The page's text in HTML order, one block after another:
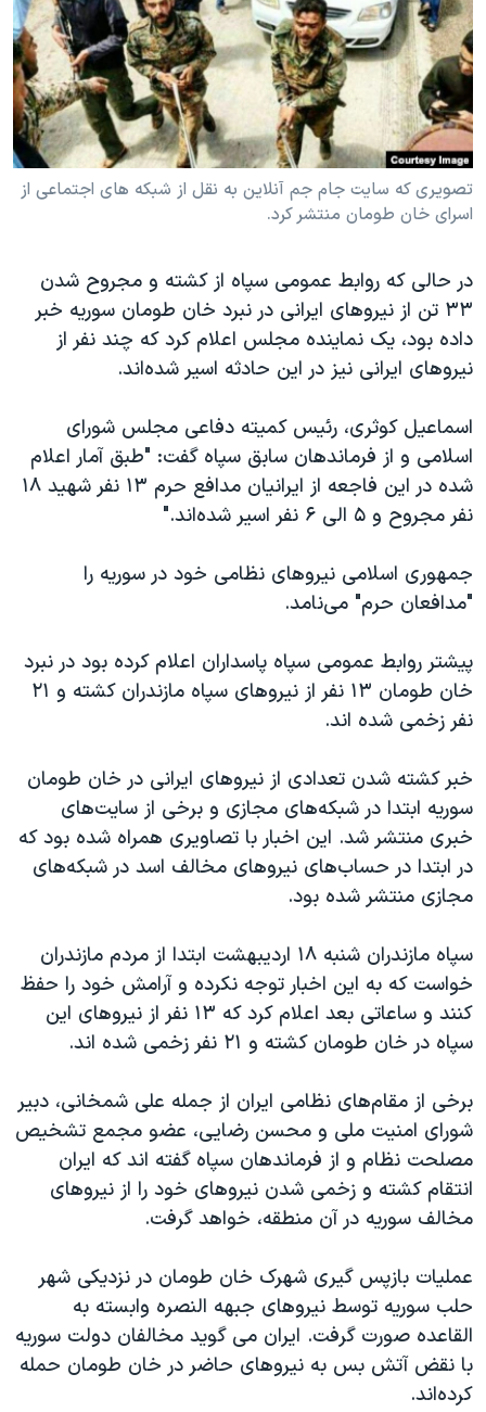
فرهنگ و زندگی
حقوق شهروندی
اقتصادی
علم و فناوری
گالری عکس
مستندها
انتخابات ریاست جمهوری آمریکا ۲۰۲۴
حمله جمهوری اسلامی به اسرائیل
رمز مهسا
اعتراضات زن، زندگی، آزادی
تریبونال مردمی آبان ۹۸
دادگاه حمید نوری
چهل سال گروگان‌گیری
اعتراضات مردمی آبان ۹۸
اسرائیل در جنگ
نرگس محمدی برنده جایزه نوبل صلح
همایش محافظه‌کاران آمریکا «سی‌پک»
صفحه‌های ویژه
دنبال کنید
زبانهای مختلف
تصویری که سایت جام جم آنلاین به نقل از شبکه های اجتماعی از
اسرای خان طومان منتشر کرد.
در حالی که روابط عمومی سپاه از کشته و مجروح شدن
۳۳ تن از نیروهای ایرانی در نبرد خان طومان سوریه خبر
داده بود، یک نماینده مجلس اعلام کرد که چند نفر از
نیروهای ایرانی نیز در این حادثه اسیر شده‌اند.
اسماعیل کوثری، رئیس کمیته دفاعی مجلس شورای
اسلامی و از فرماندهان سابق سپاه گفت: "طبق آمار اعلام
شده در این فاجعه از ایرانیان مدافع حرم ۱۳ نفر شهید ۱۸
نفر مجروح و ۵ الی ۶ نفر اسیر شده‌اند."
جمهوری اسلامی نیروهای نظامی خود در سوریه را
"مدافعان حرم" می‌نامد.
پیشتر روابط عمومی سپاه پاسداران اعلام کرده بود در نبرد
خان طومان ۱۳ نفر از نیروهای سپاه مازندران کشته و ۲۱
نفر زخمی شده اند.
خبر کشته شدن تعدادی از نیروهای ایرانی در خان طومان
سوریه ابتدا در شبکه‌های مجازی و برخی از سایت‌های
خبری منتشر شد. این اخبار با تصاویری همراه شده بود که
در ابتدا در حساب‌های نیروهای مخالف اسد در شبکه‌های
مجازی منتشر شده بود.
سپاه مازندران شنبه ۱۸ اردیبهشت ابتدا از مردم مازندران
خواست که به این اخبار توجه نکرده و آرامش خود را حفظ
کنند و ساعاتی بعد اعلام کرد که ۱۳ نفر از نیروهای این
سپاه در خان طومان کشته و ۲۱ نفر زخمی شده اند.
برخی از مقام‌های نظامی ایران از جمله علی شمخانی، دبیر
شورای امنیت ملی و محسن رضایی، عضو مجمع تشخیص
مصلحت نظام و از فرماندهان سپاه گفته اند که ایران
انتقام کشته و زخمی شدن نیروهای خود را از نیروهای
مخالف سوریه در آن منطقه، خواهد گرفت.
عملیات بازپس گیری شهرک خان طومان در نزدیکی شهر
حلب سوریه توسط نیروهای جبهه النصره وابسته به
القاعده صورت گرفت. ایران می گوید مخالفان دولت سوریه
با نقض آتش بس به نیروهای حاضر در خان طومان حمله
کرده‌اند.